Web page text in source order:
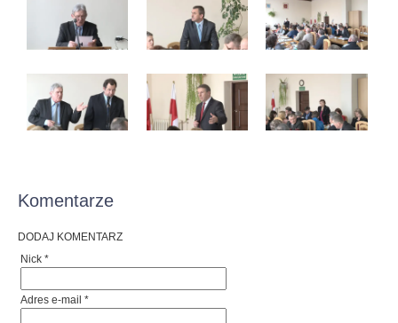
Komentarze
DODAJ KOMENTARZ
Nick *
Adres e-mail *